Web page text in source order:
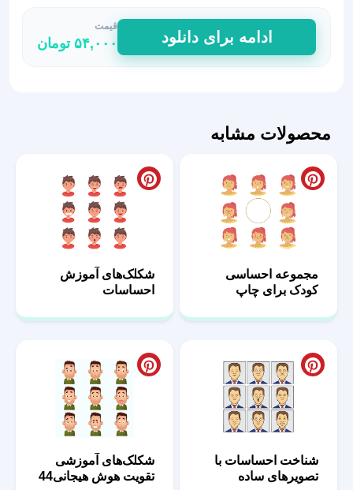
پک
آموزشی
چهره‌های
ادامه برای دانلود
قیمت
۵۴,۰۰۰ تومان
محصولات مشابه
مجموعه احساسی
کودک برای چاپ
شکلک‌های آموزش
احساسات
شناخت احساسات با
تصویرهای ساده
شکلک‌های آموزشی
تقویت هوش هیجانی44